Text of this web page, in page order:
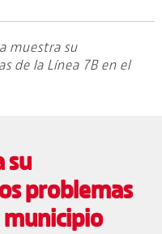
muestra su
de la Línea 7B en el
su
problemas
municipio